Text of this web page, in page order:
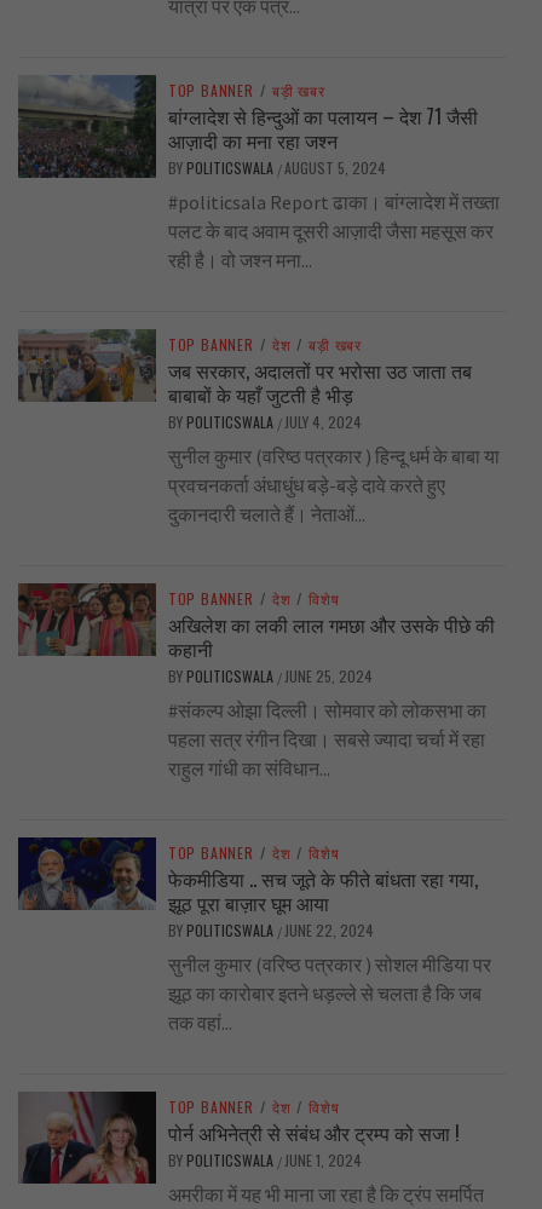
यात्रा पर एक पत्र...
TOP BANNER / बड़ी खबर
बांग्लादेश से हिन्दुओं का पलायन – देश 71 जैसी
आज़ादी का मना रहा जश्न
BY POLITICSWALA /AUGUST 5, 2024
#politicsala Report ढाका। बांग्लादेश में तख्ता
पलट के बाद अवाम दूसरी आज़ादी जैसा महसूस कर
रही है। वो जश्न मना...
TOP BANNER / देश / बड़ी खबर
जब सरकार, अदालतों पर भरोसा उठ जाता तब
बाबाबों के यहाँ जुटती है भीड़
BY POLITICSWALA / JULY 4, 2024
सुनील कुमार (वरिष्ठ पत्रकार ) हिन्दू धर्म के बाबा या
प्रवचनकर्ता अंधाधुंध बड़े-बड़े दावे करते हुए
दुकानदारी चलाते हैं। नेताओं...
TOP BANNER / देश / विशेष
अखिलेश का लकी लाल गमछा और उसके पीछे की
कहानी
BY POLITICSWALA / JUNE 25, 2024
#संकल्प ओझा दिल्ली। सोमवार को लोकसभा का
पहला सत्र रंगीन दिखा। सबसे ज्यादा चर्चा में रहा
राहुल गांधी का संविधान...
TOP BANNER / देश / विशेष
फेकमीडिया .. सच जूते के फीते बांधता रहा गया,
झूठ पूरा बाज़ार घूम आया
BY POLITICSWALA / JUNE 22, 2024
सुनील कुमार (वरिष्ठ पत्रकार ) सोशल मीडिया पर
झूठ का कारोबार इतने धड़ल्ले से चलता है कि जब
तक वहां...
TOP BANNER / देश / विशेष
पोर्न अभिनेत्री से संबंध और ट्रम्प को सजा !
BY POLITICSWALA / JUNE 1, 2024
अमरीका में यह भी माना जा रहा है कि ट्रंप समर्पित